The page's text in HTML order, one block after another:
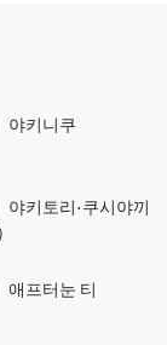
야키니쿠
야키토리·쿠시야끼
애프터눈 티